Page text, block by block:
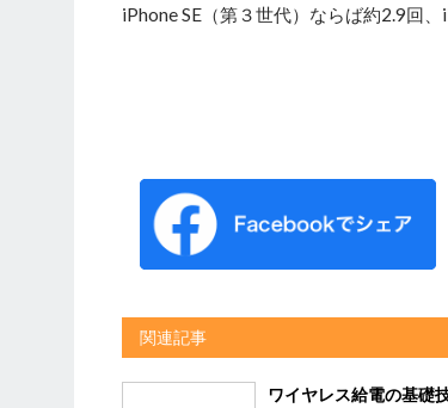
iPhone SE（第３世代）ならば約2.9回
関連記事
ワイヤレス給電の基